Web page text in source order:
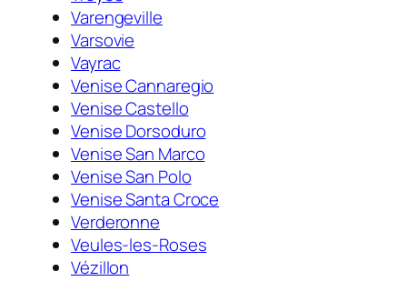
Varengeville
Varsovie
Vayrac
Venise Cannaregio
Venise Castello
Venise Dorsoduro
Venise San Marco
Venise San Polo
Venise Santa Croce
Verderonne
Veules-les-Roses
Vézillon